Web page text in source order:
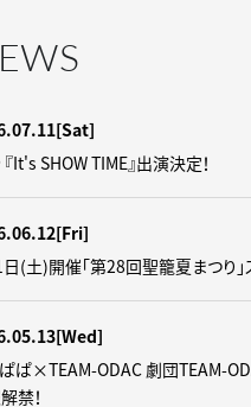
[Sat]
It's SHOW TIME』出演決定！
[Fri]
(土)開催「第28回聖籠夏まつり」
[Wed]
ぱ×TEAM-ODAC 劇団TEAM-
禁！